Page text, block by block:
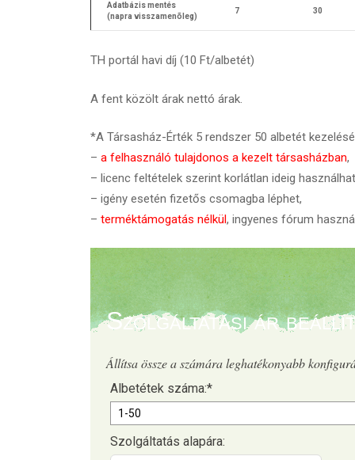
Adatbázis mentés
(napra visszamenõleg)
7 30
TH portál havi díj (10 Ft/albetét)
A fent közölt árak nettó árak.
*A Társasház-Érték 5 rendszer 50 albetét
– a felhasználó tulajdonos a kezelt társasházban,
– licenc feltételek szerint korlátlan ideig
– igény esetén fizetős csomagba léphet,
– terméktámogatás nélkül, ingyenes fórum
Szolgáltatási ár
Állítsa össze a számára leghatékonyabb
Albetétek száma:*
Szolgáltatás alapára: